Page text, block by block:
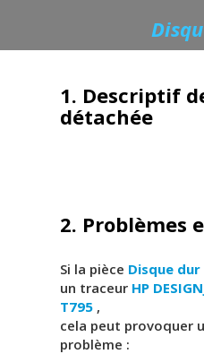
1. Descriptif
détachée
2. Problèmes
Si la pièce Disque dur
un traceur HP
T795 ,
cela peut provoquer
problème :